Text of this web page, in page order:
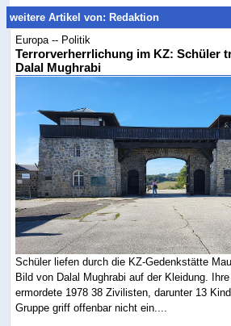
weitere Artikel von: Redaktion
Europa -- Politik
Terrorverherrlichung im KZ: Schüler
Dalal Mughrabi
Schüler liefen durch die KZ-Gedenkstätte
Bild von Dalal Mughrabi auf der Kleidung. Ihre
ermordete 1978 38 Zivilisten, darunter 13
Gruppe griff offenbar nicht ein....